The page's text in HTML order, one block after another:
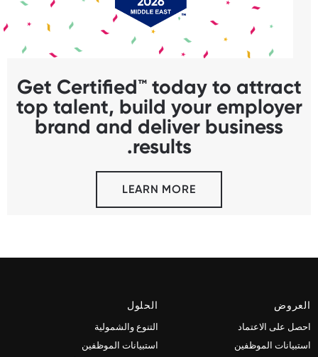
Get Certified™ today to attract
top talent, build your employer
brand and deliver business
results.
LEARN MORE
العروض
احصل على الاعتماد
استبيانات الموظفين
الحلول
التنوع والشمولية
استبيانات الموظفين